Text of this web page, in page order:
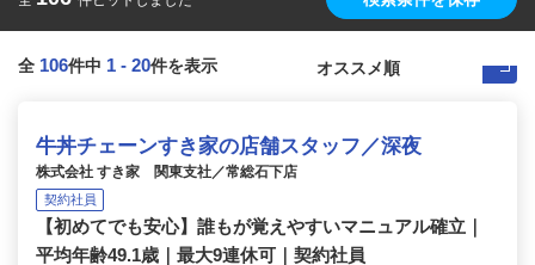
全 106件中 1 - 20件を表示
牛丼チェーンすき家の店舗スタッフ／深夜
株式会社 すき家 関東支社／常総石下店
契約社員
【初めてでも安心】誰もが覚えやすいマニュアル確立｜
平均年齢49.1歳｜最大9連休可｜契約社員